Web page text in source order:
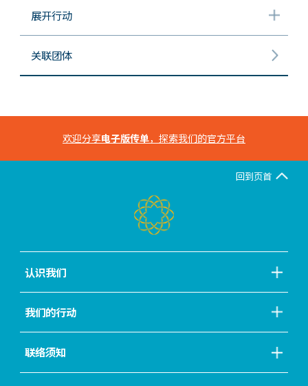
展开行动
关联团体
欢迎分享电子版传单，探索我们的官方平台
回到页首
认识我们
我们的行动
联络须知